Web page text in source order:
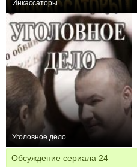
Инкассаторы
Уголовное дело
Обсуждение сериала 24